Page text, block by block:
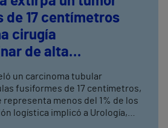
de 17 centímetros
cirugía
de alta
un carcinoma tubular
fusiformes de 17 centímetros,
menos del 1% de los